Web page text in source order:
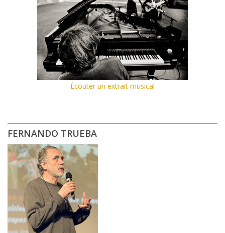
Écouter un extrait musical
FERNANDO TRUEBA